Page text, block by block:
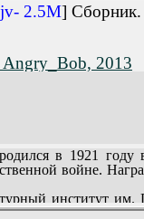
2.5M]
2013
в 1921 году в
войне.
институт им.